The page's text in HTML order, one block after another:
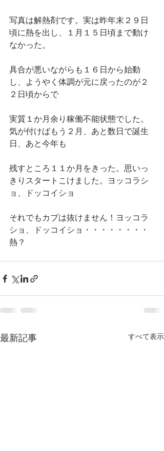
写真は解熱剤です。実は昨年末２９日
頃に熱を出し、１月１５日頃まで動け
なかった。
具合が悪いながらも１６日から始動
し、ようやく体調が元に戻ったのが２
２日頃からで
実質１か月余り稼働不能状態でした。
気が付けばもう２月、あと数日で誕生
日、あと今年も
残すところ１１か月をきった。思いっ
きりスタートこけました。ヨッコラシ
ョ、ドッコイショ
それでもカブは抜けません！ヨッコラ
ショ、ドッコイショ・・・・・・・・
熱？
最新記事 すべて表示